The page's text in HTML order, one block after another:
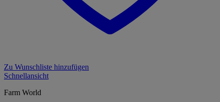
Zu Wunschliste hinzufügen
Schnellansicht
Farm World